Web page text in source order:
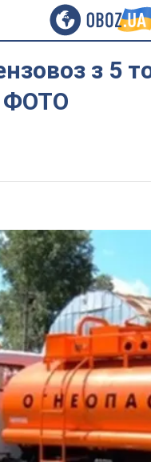
з 5
ФОТО